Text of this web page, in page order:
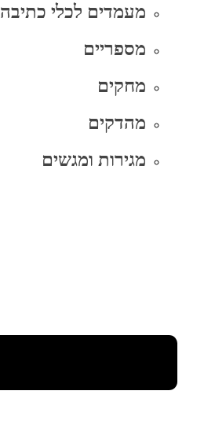
מעמדים לכלי כתיבה
מספריים
מחקים
מהדקים
מגירות ומגשים